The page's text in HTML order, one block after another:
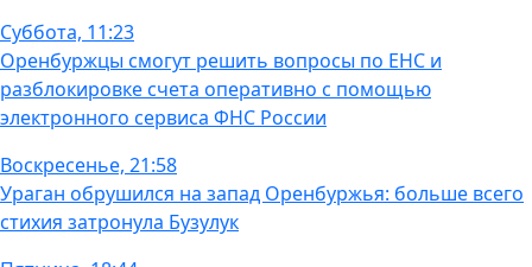
Суббота, 11:23
Оренбуржцы смогут решить вопросы по ЕНС и
разблокировке счета оперативно с помощью
электронного сервиса ФНС России
Воскресенье, 21:58
Ураган обрушился на запад Оренбуржья: больше всего
стихия затронула Бузулук